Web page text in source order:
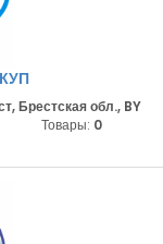
Брестская обл., BY
Товары: 0